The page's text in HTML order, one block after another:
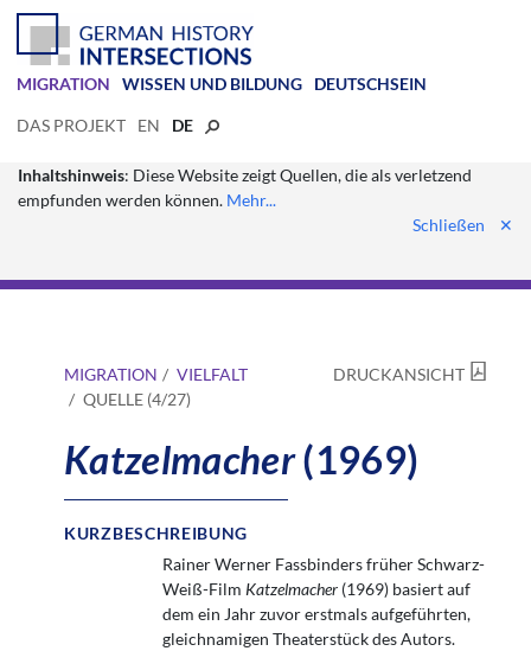
MIGRATION WISSEN UND BILDUNG DEUTSCHSEIN
DAS PROJEKT EN DE
Inhaltshinweis: Diese Website zeigt Quellen, die als verletzend
empfunden werden können. Mehr...
Schließen
✕
MIGRATION
VIELFALT
QUELLE (4/27)
DRUCKANSICHT
Katzelmacher(1969)
KURZBESCHREIBUNG
Rainer Werner Fassbinders früher Schwarz-
Weiß-Film Katzelmacher (1969) basiert auf
dem ein Jahr zuvor erstmals aufgeführten,
gleichnamigen Theaterstück des Autors.